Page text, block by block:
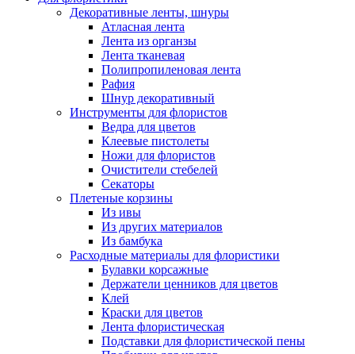
Декоративные ленты, шнуры
Атласная лента
Лента из органзы
Лента тканевая
Полипропиленовая лента
Рафия
Шнур декоративный
Инструменты для флористов
Ведра для цветов
Клеевые пистолеты
Ножи для флористов
Очистители стебелей
Секаторы
Плетеные корзины
Из ивы
Из других материалов
Из бамбука
Расходные материалы для флористики
Булавки корсажные
Держатели ценников для цветов
Клей
Краски для цветов
Лента флористическая
Подставки для флористической пены